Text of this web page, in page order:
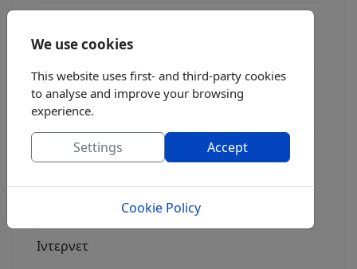
Radio Asyrmatos 1134 khz
FM stereo
Ράδιο fm7
Radio FM 8
Ιντερνετ
We use cookies
This website uses first- and third-party cookies
to analyse and improve your browsing
experience.
Settings Accept
Cookie Policy